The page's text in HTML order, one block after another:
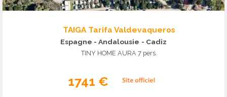
TAIGA Tarifa Valdevaqueros
Espagne - Andalousie - Cadiz
TINY HOME AURA 7 pers.
1741 €